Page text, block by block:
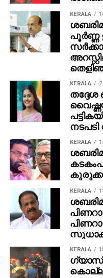
KERALA
പൂര്‍ണ്ണ
KERALA
നടപടി
KERALA
KERALA
KERALA
ഗ്യാസ്